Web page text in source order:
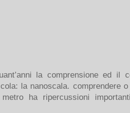
la comprensione ed il
la nanoscala. comprendere
ha ripercussioni